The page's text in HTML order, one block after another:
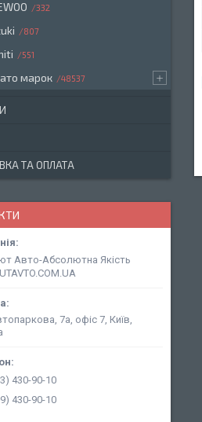
332
807
551
марок 48537
ТА ОПЛАТА
Авто-Абсолютна Якість
7а, офіс 7, Київ,
430-90-10
430-90-10